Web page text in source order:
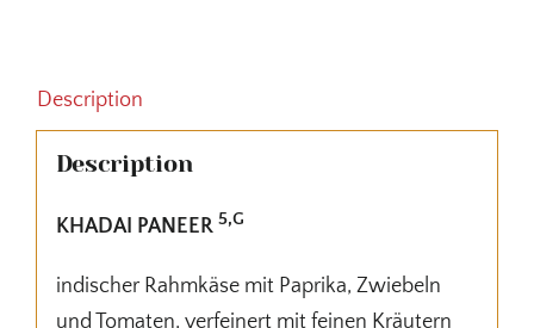
Description
Description
KHADAI PANEER 5,G
indischer Rahmkäse mit Paprika, Zwiebeln
und Tomaten, verfeinert mit feinen Kräutern